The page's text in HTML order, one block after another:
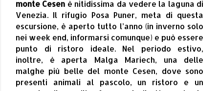
monte Cesen è nitidissima da vedere la laguna di
Venezia. Il rifugio Posa Puner, meta di questa
escursione, è aperto tutto l’anno (in inverno solo
nei week end, informarsi comunque) e può essere
punto di ristoro ideale. Nel periodo estivo,
inoltre, è aperta Malga Mariech, una delle
malghe più belle del monte Cesen, dove sono
presenti animali al pascolo, un ristoro e un